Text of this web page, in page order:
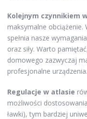
Kolejnym czynnikiem
maksymalne obciążenie.
spełnia nasze
oraz siły. Warto
domowego zazwyczaj
profesjonalne urządzenia.
Regulacje w atlasie
możliwości
ławki), tym bardziej